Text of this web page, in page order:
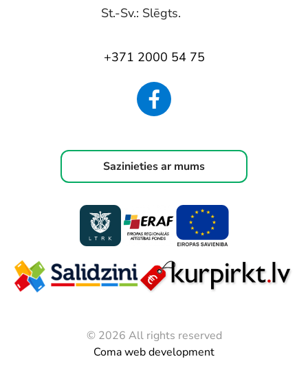
St.-Sv.: Slēgts.
+371 2000 54 75
Sazinieties ar mums
© 2026 All rights reserved
Coma web development